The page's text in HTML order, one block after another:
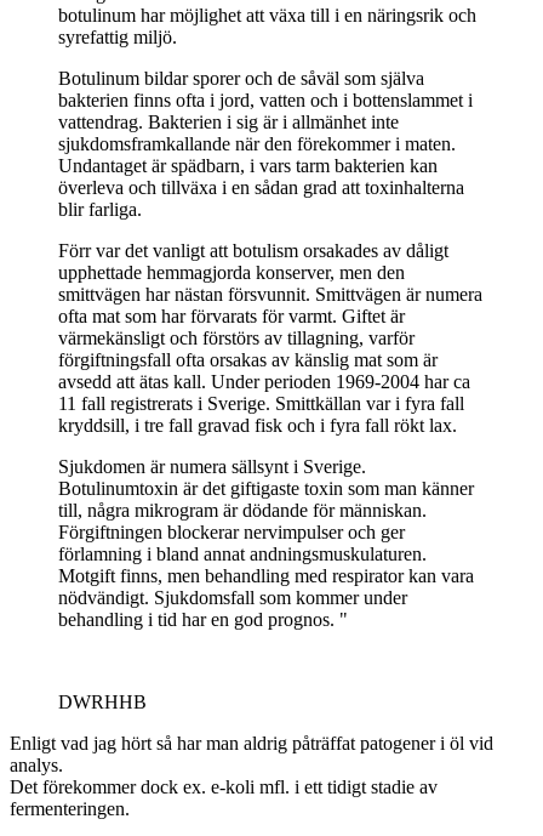
botulinum har möjlighet att växa till i en näringsrik och
syrefattig miljö.
Botulinum bildar sporer och de såväl som själva
bakterien finns ofta i jord, vatten och i bottenslammet i
vattendrag. Bakterien i sig är i allmänhet inte
sjukdomsframkallande när den förekommer i maten.
Undantaget är spädbarn, i vars tarm bakterien kan
överleva och tillväxa i en sådan grad att toxinhalterna
blir farliga.
Förr var det vanligt att botulism orsakades av dåligt
upphettade hemmagjorda konserver, men den
smittvägen har nästan försvunnit. Smittvägen är numera
ofta mat som har förvarats för varmt. Giftet är
värmekänsligt och förstörs av tillagning, varför
förgiftningsfall ofta orsakas av känslig mat som är
avsedd att ätas kall. Under perioden 1969-2004 har ca
11 fall registrerats i Sverige. Smittkällan var i fyra fall
kryddsill, i tre fall gravad fisk och i fyra fall rökt lax.
Sjukdomen är numera sällsynt i Sverige.
Botulinumtoxin är det giftigaste toxin som man känner
till, några mikrogram är dödande för människan.
Förgiftningen blockerar nervimpulser och ger
förlamning i bland annat andningsmuskulaturen.
Motgift finns, men behandling med respirator kan vara
nödvändigt. Sjukdomsfall som kommer under
behandling i tid har en god prognos. "
DWRHHB
Enligt vad jag hört så har man aldrig påträffat patogener i öl vid
analys.
Det förekommer dock ex. e-koli mfl. i ett tidigt stadie av
fermenteringen.